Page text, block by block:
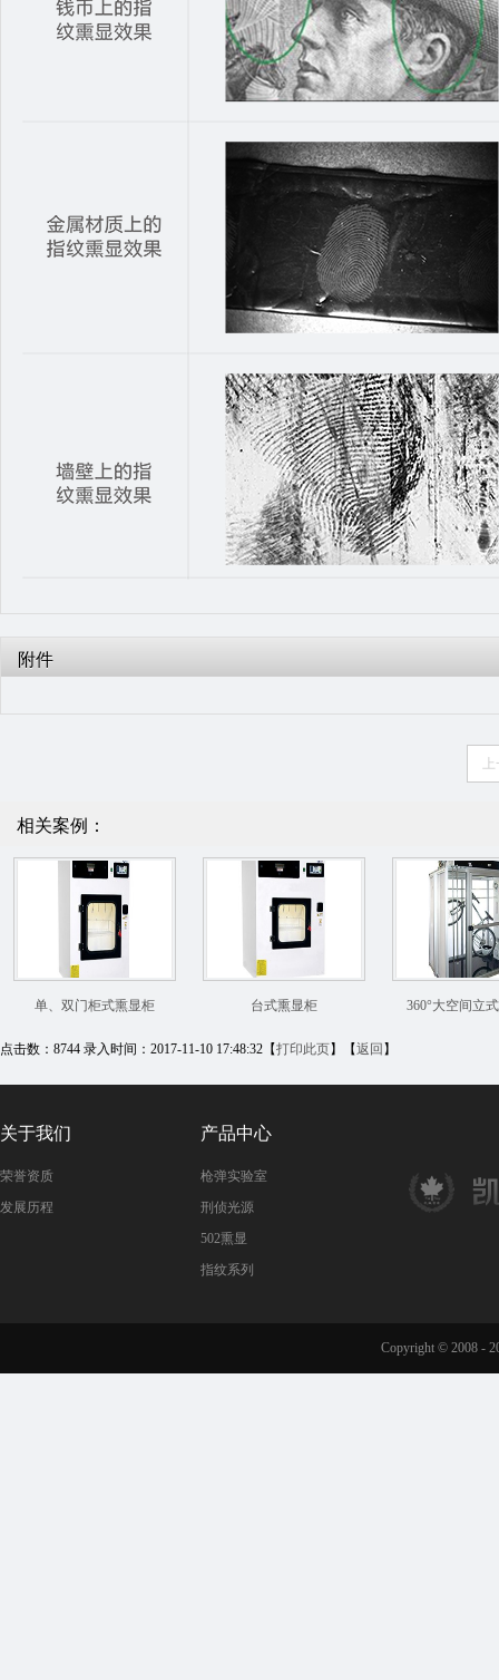
附件
相关案例：
单、双门柜式熏显柜 台式熏显柜 360°大空间立
点击数：8744 录入时间：2017-11-10 17:48:32【打印此页】【返回 】
关于我们
荣誉资质
发展历程
产品中心
枪弹实验室
刑侦光源
502熏显
指纹系列
Copyright © 2008 -